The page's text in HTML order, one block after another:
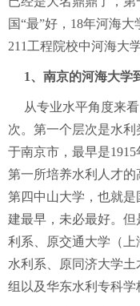
国“最”好，18年河海
211工程院校中河海大
1、南京的河海大学
从专业水平角度来
次。第一个层次是水
于南京市，最早是
第一所培养水利人才
第四中山大学，也就是
建最早，未必最好。但
利系、原交通大学（上
水利系、原同济大学
组以及华东水利专科学